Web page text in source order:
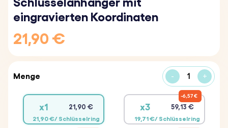
Schlüsselanhänger mit
eingravierten Koordinaten
21,90 €
Menge - +
x1 21,90 €
21,90 €/ Schlüsselring
x3 59,13 €
19,71 €/ Schlüsselring
6,57 €